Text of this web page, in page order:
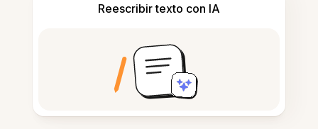
Reescribir texto con IA